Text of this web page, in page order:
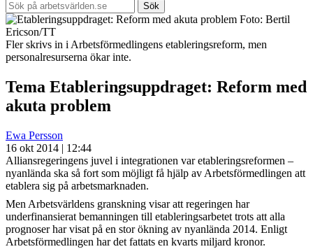
Sök
Foto: Bertil
Ericson/TT
Fler skrivs in i Arbetsförmedlingens etableringsreform, men
personalresurserna ökar inte.
Tema Etableringsuppdraget: Reform med
akuta problem
Ewa Persson
16 okt 2014 | 12:44
Alliansregeringens juvel i integrationen var etableringsreformen –
nyanlända ska så fort som möjligt få hjälp av Arbetsförmedlingen att
etablera sig på arbetsmarknaden.
Men Arbetsvärldens granskning visar att regeringen har
underfinansierat bemanningen till etableringsarbetet trots att alla
prognoser har visat på en stor ökning av nyanlända 2014. Enligt
Arbetsförmedlingen har det fattats en kvarts miljard kronor.